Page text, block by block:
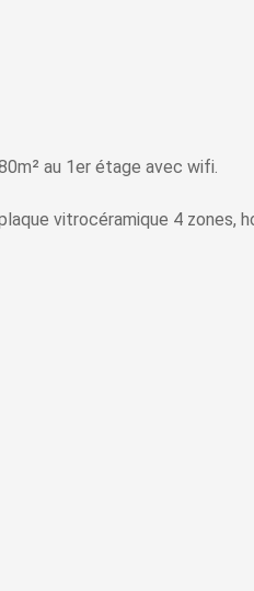
au 1er étage avec wifi.
vitrocéramique 4 zones,